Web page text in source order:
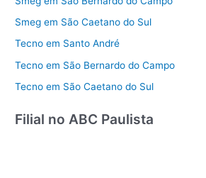
Smeg em São Caetano do Sul
Tecno em Santo André
Tecno em São Bernardo do Campo
Tecno em São Caetano do Sul
Filial no ABC Paulista